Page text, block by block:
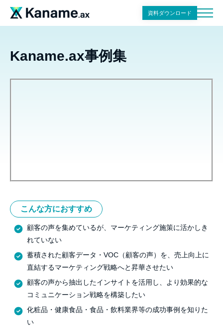
資料ダウンロード
Kaname.ax事例集
こんな方におすすめ
顧客の声を集めているが、マーケティング施策に活かしき
れていない
蓄積された顧客データ・VOC（顧客の声）を、売上向上に
直結するマーケティング戦略へと昇華させたい
顧客の声から抽出したインサイトを活用し、より効果的な
コミュニケーション戦略を構築したい
化粧品・健康食品・食品・飲料業界等の成功事例を知りた
い